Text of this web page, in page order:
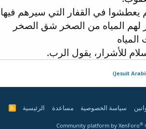
يعطشوا في القفار التي سيرهم فيها
لهم المياه من الصخر شق الصخر
للأشرار، يقول الرب.
سياسة الخصوصية مساعدة الرئيسية
R
Community platform by XenForo®